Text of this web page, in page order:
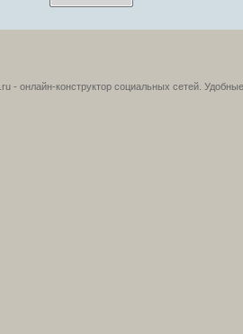
- онлайн-конструктор социальных сетей.